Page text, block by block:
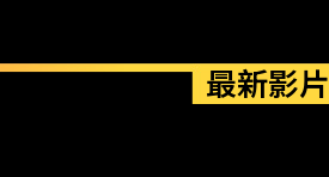
最新影片